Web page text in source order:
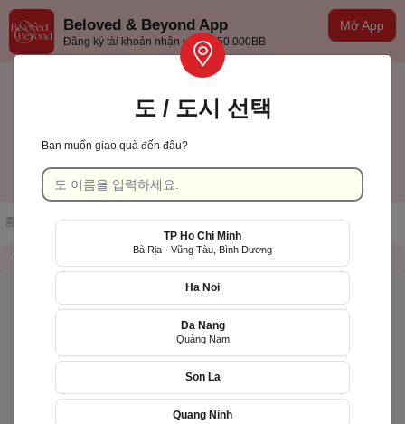
Mở App
Beloved & Beyond App
Đăng ký tài khoản nhận ưu đãi 50.000BB
TP Hồ Chí Minh
홈페이지 / 점포 목록 / Gấu Con Flower [HCM]
QR Code
도 / 도시 선택
Bạn muốn giao quà đến đâu?
TP Ho Chi Minh
Bà Rịa - Vũng Tàu, Bình Dương
Ha Noi
Da Nang
Quảng Nam
Son La
Quang Ninh